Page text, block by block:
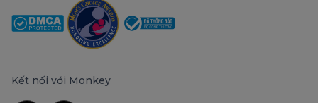
Kết nối với Monkey